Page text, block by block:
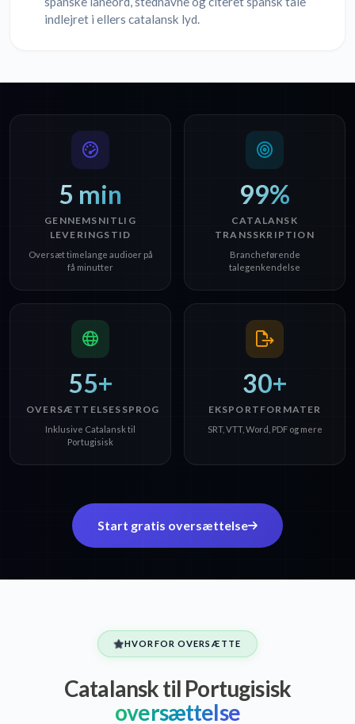
indlejret i ellers catalansk lyd.
5 min
GENNEMSNITLIG
LEVERINGSTID
Oversæt timelange audioer på
få minutter
99%
CATALANSK
TRANSSKRIPTION
Brancheførende
talegenkendelse
55+
OVERSÆTTELSESSPROG
Inklusive Catalansk til
Portugisisk
30+
EKSPORTFORMATER
SRT, VTT, Word, PDF og mere
Start gratis oversættelse
HVORFOR OVERSÆTTE
Catalansk til Portugisisk
oversættelse